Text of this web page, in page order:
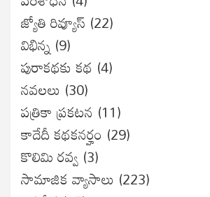
జ్యోతి రివ్యూస్ (22)
విభిన్న (9)
పురాకథకు కథ (4)
నవలలు (30)
పత్రికా ప్రకటన (11)
కాదేదీ కథకనర్హం (29)
కొలిమి రవ్వ (3)
సామాజిక వ్యాసాలు (223)